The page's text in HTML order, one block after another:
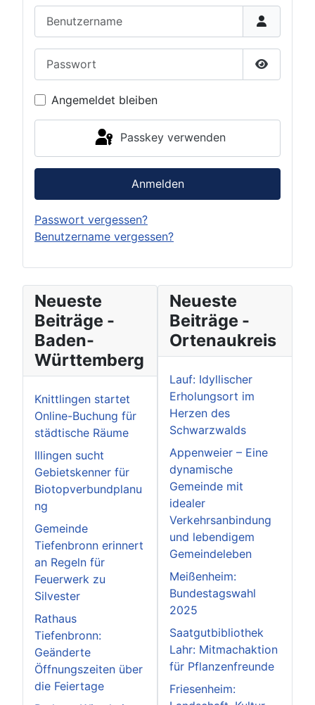
Passwort
Angemeldet bleiben
Passkey verwenden
Anmelden
Passwort vergessen?
Benutzername vergessen?
Neueste
Beiträge -
Baden-
Württemberg
Knittlingen startet
Online-Buchung für
städtische Räume
Illingen sucht
Gebietskenner für
Biotopverbundplanu
ng
Gemeinde
Tiefenbronn erinnert
an Regeln für
Feuerwerk zu
Silvester
Rathaus
Tiefenbronn:
Geänderte
Öffnungszeiten über
die Feiertage
Neueste
Beiträge -
Ortenaukreis
Lauf: Idyllischer
Erholungsort im
Herzen des
Schwarzwalds
Appenweier – Eine
dynamische
Gemeinde mit
idealer
Verkehrsanbindung
und lebendigem
Gemeindeleben
Meißenheim:
Bundestagswahl
2025
Saatgutbibliothek
Lahr: Mitmachaktion
für Pflanzenfreunde
Friesenheim: